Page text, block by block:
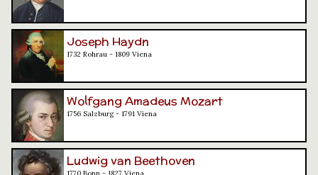
Joseph Haydn
1732 Rohrau - 1809 Viena
Wolfgang Amadeus Mozart
1756 Salzburg - 1791 Viena
Ludwig van Beethoven